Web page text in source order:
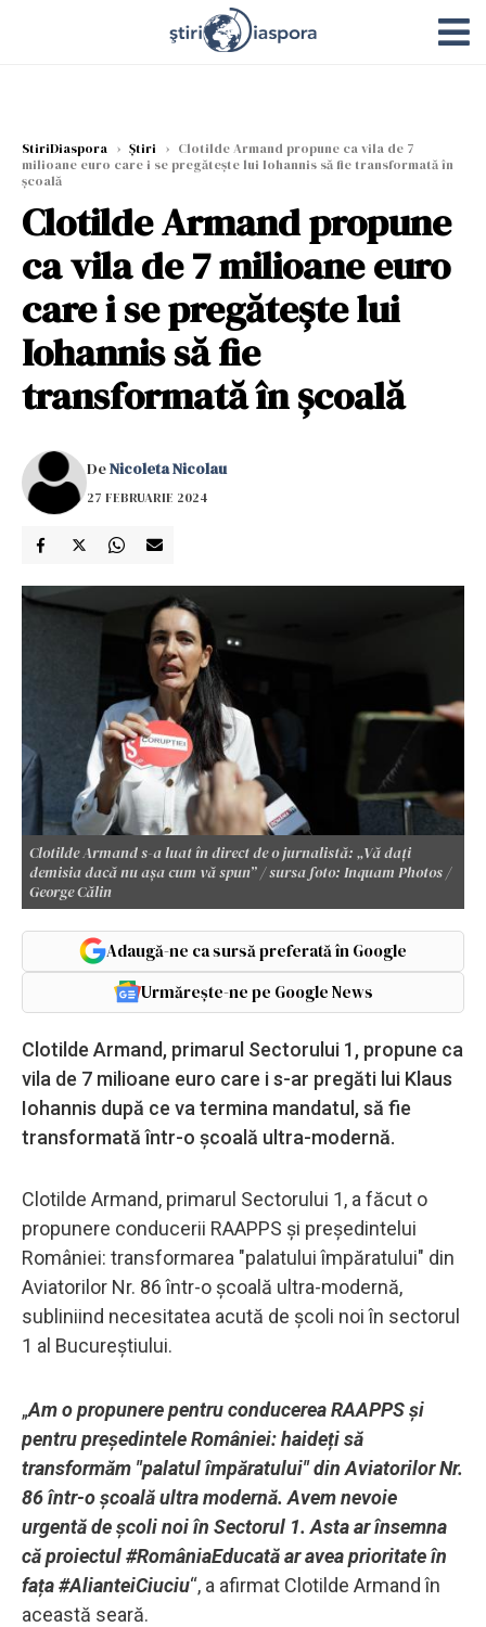
StiriDiaspora › Știri › Clotilde Armand propune ca vila de 7
milioane euro care i se pregătește lui Iohannis să fie transformată în
școală
Clotilde Armand propune
ca vila de 7 milioane euro
care i se pregătește lui
Iohannis să fie
transformată în școală
DeNicoleta Nicolau
27 FEBRUARIE 2024
Clotilde Armand s-a luat în direct de o jurnalistă: „Vă dați
demisia dacă nu așa cum vă spun” / sursa foto: Inquam Photos /
George Călin
Adaugă-ne ca sursă preferată în Google
Urmărește-ne pe Google News
Clotilde Armand, primarul Sectorului 1, propune ca
vila de 7 milioane euro care i s-ar pregăti lui Klaus
Iohannis după ce va termina mandatul, să fie
transformată într-o școală ultra-modernă.
Clotilde Armand, primarul Sectorului 1, a făcut o
propunere conducerii RAAPPS și președintelui
României: transformarea "palatului împăratului" din
Aviatorilor Nr. 86 într-o școală ultra-modernă,
subliniind necesitatea acută de școli noi în sectorul
1 al Bucureștiului.
„Am o propunere pentru conducerea RAAPPS și
pentru președintele României: haideți să
transformăm "palatul împăratului" din Aviatorilor Nr.
86 într-o școală ultra modernă. Avem nevoie
urgentă de școli noi în Sectorul 1. Asta ar însemna
că proiectul #RomâniaEducată ar avea prioritate în
fața #AlianteiCiuciu“, a afirmat Clotilde Armand în
această seară.